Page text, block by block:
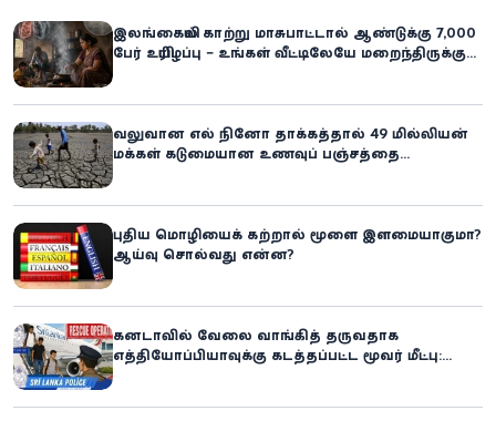
இலங்கையில் காற்று மாசுபாட்டால் ஆண்டுக்கு 7,000
பேர் உயிரிழப்பு – உங்கள் வீட்டிலேயே மறைந்திருக்கும்
வலுவான எல் நினோ தாக்கத்தால் 49 மில்லியன்
மக்கள் கடுமையான உணவுப் பஞ்சத்தை
புதிய மொழியைக் கற்றால் மூளை இளமையாகுமா?
ஆய்வு சொல்வது என்ன?
கனடாவில் வேலை வாங்கித் தருவதாக
எத்தியோப்பியாவுக்கு கடத்தப்பட்ட மூவர் மீட்பு: